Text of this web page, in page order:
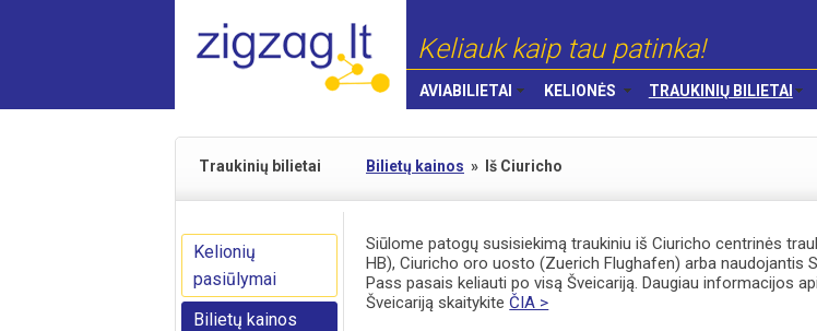
Keliauk kaip tau patinka!
AVIABILIETAI KELIONĖS TRAUKINIŲ BILIETAI
Traukinių bilietai Bilietų kainos » Iš Ciuricho
Kelionių
pasiūlymai
Bilietų kainos
Siūlome patogų susisiekimą traukiniu iš Ciuricho centrinės
HB), Ciuricho oro uosto (Zuerich Flughafen) arba naudojantis
Pass pasais keliauti po visą Šveicariją. Daugiau informacijos
Šveicariją skaitykiteČIA >